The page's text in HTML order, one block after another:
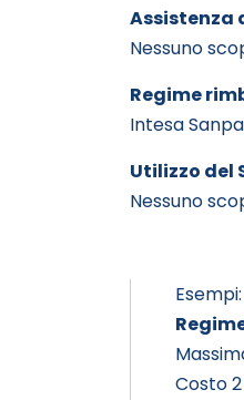
Assistenza
Nessuno
Regime
Intesa
Utilizzo del
Nessuno
Esempi:
Costo